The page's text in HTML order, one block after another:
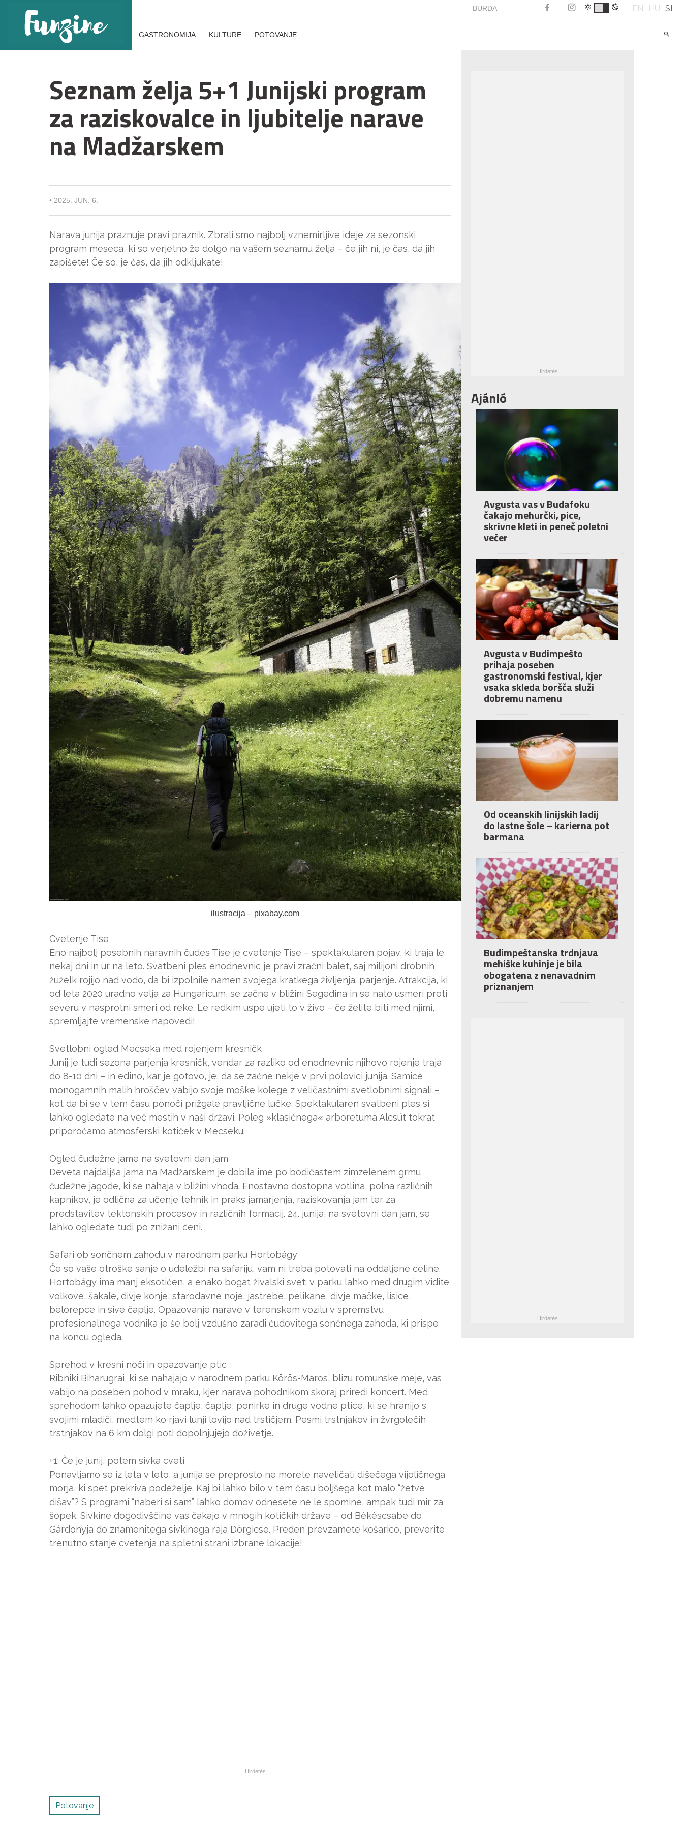
BURDA EN HU SL
GASTRONOMIJA KULTURE POTOVANJE
Seznam želja 5+1 Junijski program
za raziskovalce in ljubitelje narave
na Madžarskem
• 2025. JUN. 6.
Narava junija praznuje pravi praznik. Zbrali smo najbolj vznemirljive ideje za sezonski
program meseca, ki so verjetno že dolgo na vašem seznamu želja – če jih ni, je čas, da jih
zapišete! Če so, je čas, da jih odkljukate!
ilustracija – pixabay.com
Cvetenje Tise
Eno najbolj posebnih naravnih čudes Tise je cvetenje Tise – spektakularen pojav, ki traja le
nekaj dni in ur na leto. Svatbeni ples enodnevnic je pravi zračni balet, saj milijoni drobnih
žuželk rojijo nad vodo, da bi izpolnile namen svojega kratkega življenja: parjenje. Atrakcija, ki
od leta 2020 uradno velja za Hungaricum, se začne v bližini Segedina in se nato usmeri proti
severu v nasprotni smeri od reke. Le redkim uspe ujeti to v živo – če želite biti med njimi,
spremljajte vremenske napovedi!
Svetlobni ogled Mecseka med rojenjem kresničk
Junij je tudi sezona parjenja kresničk, vendar za razliko od enodnevnic njihovo rojenje traja
do 8-10 dni – in edino, kar je gotovo, je, da se začne nekje v prvi polovici junija. Samice
monogamnih malih hroščev vabijo svoje moške kolege z veličastnimi svetlobnimi signali –
kot da bi se v tem času ponoči prižgale pravljične lučke. Spektakularen svatbeni ples si
lahko ogledate na več mestih v naši državi. Poleg »klasičnega« arboretuma Alcsút tokrat
priporočamo atmosferski kotiček v Mecseku.
Ogled čudežne jame na svetovni dan jam
Deveta najdaljša jama na Madžarskem je dobila ime po bodičastem zimzelenem grmu
čudežne jagode, ki se nahaja v bližini vhoda. Enostavno dostopna votlina, polna različnih
kapnikov, je odlična za učenje tehnik in praks jamarjenja, raziskovanja jam ter za
predstavitev tektonskih procesov in različnih formacij. 24. junija, na svetovni dan jam, se
lahko ogledate tudi po znižani ceni.
Safari ob sončnem zahodu v narodnem parku Hortobágy
Če so vaše otroške sanje o udeležbi na safariju, vam ni treba potovati na oddaljene celine.
Hortobágy ima manj eksotičen, a enako bogat živalski svet: v parku lahko med drugim vidite
volkove, šakale, divje konje, starodavne noje, jastrebe, pelikane, divje mačke, lisice,
belorepce in sive čaplje. Opazovanje narave v terenskem vozilu v spremstvu
profesionalnega vodnika je še bolj vzdušno zaradi čudovitega sončnega zahoda, ki prispe
na koncu ogleda.
Sprehod v kresni noči in opazovanje ptic
Ribniki Biharugrai, ki se nahajajo v narodnem parku Körös-Maros, blizu romunske meje, vas
vabijo na poseben pohod v mraku, kjer narava pohodnikom skoraj priredi koncert. Med
sprehodom lahko opazujete čaplje, čaplje, ponirke in druge vodne ptice, ki se hranijo s
svojimi mladiči, medtem ko rjavi lunji lovijo nad trstičjem. Pesmi trstnjakov in žvrgolečih
trstnjakov na 6 km dolgi poti dopolnjujejo doživetje.
+1: Če je junij, potem sivka cveti
Ponavljamo se iz leta v leto, a junija se preprosto ne morete naveličati dišečega vijoličnega
morja, ki spet prekriva podeželje. Kaj bi lahko bilo v tem času boljšega kot malo “žetve
dišav”? S programi “naberi si sam” lahko domov odnesete ne le spomine, ampak tudi mir za
šopek. Sivkine dogodivščine vas čakajo v mnogih kotičkih države – od Békéscsabe do
Gárdonyja do znamenitega sivkinega raja Dörgicse. Preden prevzamete košarico, preverite
trenutno stanje cvetenja na spletni strani izbrane lokacije!
Potovanje
Ajánló
Avgusta vas v Budafoku
čakajo mehurčki, pice,
skrivne kleti in peneč poletni
večer
Avgusta v Budimpešto
prihaja poseben
gastronomski festival, kjer
vsaka skleda boršča služi
dobremu namenu
Od oceanskih linijskih ladij
do lastne šole – karierna pot
barmana
Budimpeštanska trdnjava
mehiške kuhinje je bila
obogatena z nenavadnim
priznanjem